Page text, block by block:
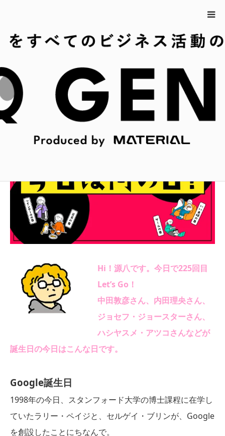
ホーム9月27日の今日は何の日？
9月27日の今日は何の日？
広報・PR担当者の皆さまのスキマ時間にサクッと新発見
できるような情報をお届け
Hi！源八です。今日で225回目
Let’s Go！
中田敦彦さん、内田理央さん、
ジョセフ・ジョースターさん、
ハシヤスメ・アツコさんなどが
誕生日の今日はこんな日です。
Google誕生日
1998年の今日、スタンフォード大学の博士課程に在学し
ていたラリー・ペイジと、セルゲイ・ブリンが、Google
を創設したことにちなんで。